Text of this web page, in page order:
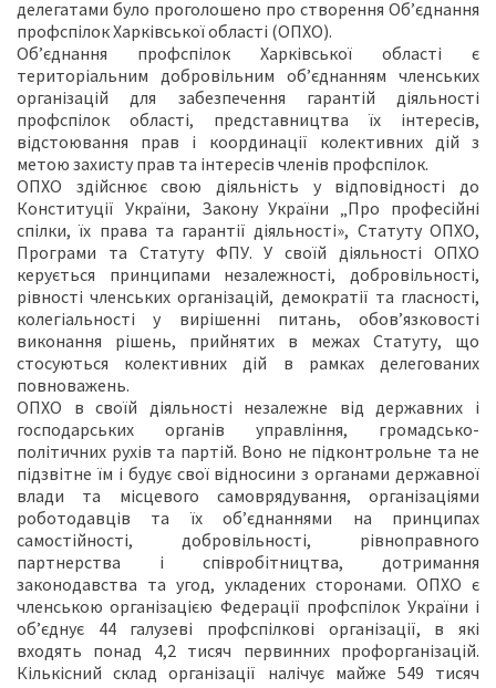
делегатами було проголошено про створення Об’єднання
профспілок Харківської області (ОПХО).
Об’єднання профспілок Харківської області є
територіальним добровільним об’єднанням членських
організацій для забезпечення гарантій діяльності
профспілок області, представництва їх інтересів,
відстоювання прав і координації колективних дій з
метою захисту прав та інтересів членів профспілок.
ОПХО здійснює свою діяльність у відповідності до
Конституції України, Закону України „Про професійні
спілки, їх права та гарантії діяльності», Статуту ОПХО,
Програми та Статуту ФПУ. У своїй діяльності ОПХО
керується принципами незалежності, добровільності,
рівності членських організацій, демократії та гласності,
колегіальності у вирішенні питань, обов’язковості
виконання рішень, прийнятих в межах Статуту, що
стосуються колективних дій в рамках делегованих
повноважень.
ОПХО в своїй діяльності незалежне від державних і
господарських органів управління, громадсько-
політичних рухів та партій. Воно не підконтрольне та не
підзвітне їм і будує свої відносини з органами державної
влади та місцевого самоврядування, організаціями
роботодавців та їх об’єднаннями на принципах
самостійності, добровільності, рівноправного
партнерства і співробітництва, дотримання
законодавства та угод, укладених сторонами. ОПХО є
членською організацією Федерації профспілок України і
об’єднує 44 галузеві профспілкові організації, в які
входять понад 4,2 тисяч первинних профорганізацій.
Кількісний склад організації налічує майже 549 тисяч